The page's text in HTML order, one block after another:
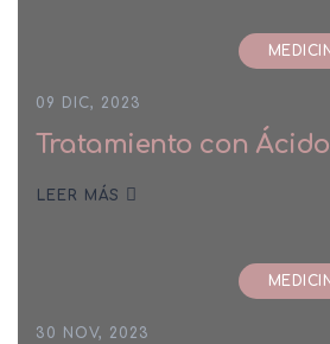
09 DIC, 2023
Tratamiento con
LEER MÁS
30 NOV, 2023